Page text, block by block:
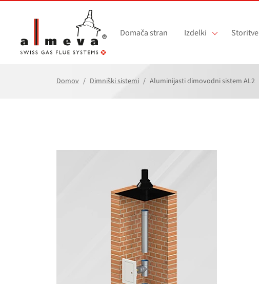
Preskoči na glavno vsebino
Domača stran Izdelki Storitve
Domov Dimniški sistemi Aluminijasti dimovodni sistem AL2